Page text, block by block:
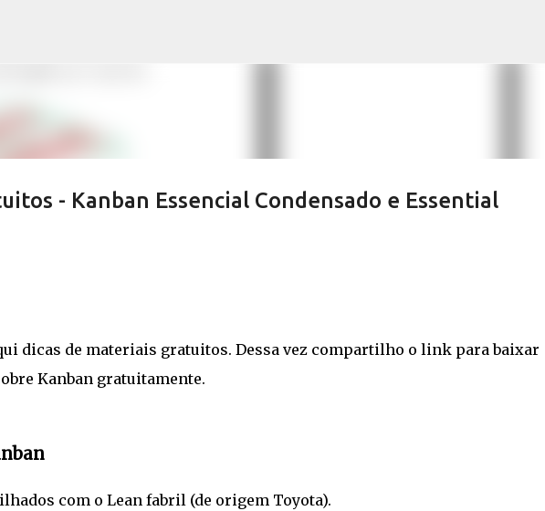
- Kanban Essencial Condensado e Essential
dicas de materiais gratuitos. Dessa vez compartilho o link para baixar
Kanban gratuitamente.
com o Lean fabril (de origem Toyota).